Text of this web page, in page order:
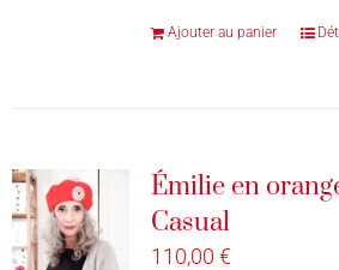
Ajouter au panier
Émilie en
Casual
110,00 €